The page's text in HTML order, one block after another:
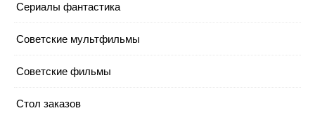
Сериалы фантастика
Советские мультфильмы
Советские фильмы
Стол заказов